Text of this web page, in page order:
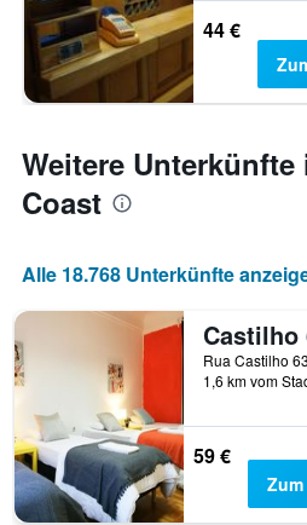
44 €
Weitere
Coast
Alle 18.768 Unterkünfte
1,6 km vom
59 €